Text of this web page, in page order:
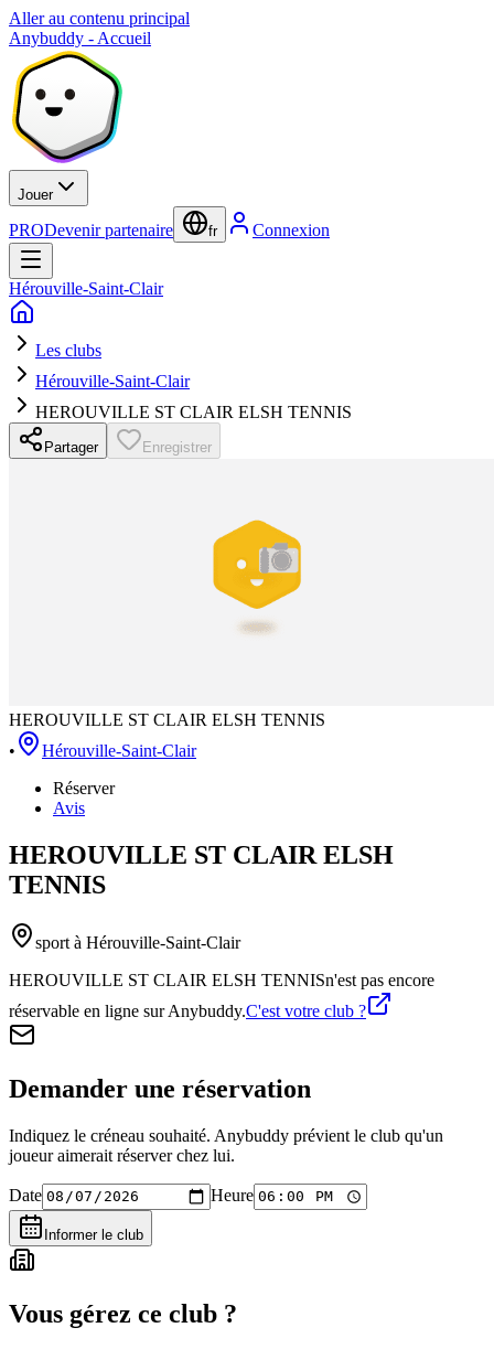
Aller au contenu principal
Anybuddy - Accueil
Jouer
PRODevenir partenaire fr Connexion
Hérouville-Saint-Clair
Les clubs
Hérouville-Saint-Clair
HEROUVILLE ST CLAIR ELSH TENNIS
Partager Enregistrer
HEROUVILLE ST CLAIR ELSH TENNIS
•
Hérouville-Saint-Clair
Réserver
Avis
HEROUVILLE ST CLAIR ELSH
TENNIS
sport à Hérouville-Saint-Clair
HEROUVILLE ST CLAIR ELSH TENNISn'est pas encore
réservable en ligne sur Anybuddy.C'est votre club ?
Demander une réservation
Indiquez le créneau souhaité. Anybuddy prévient le club qu'un
joueur aimerait réserver chez lui.
Date Heure
Informer le club
Vous gérez ce club ?